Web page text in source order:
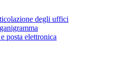
degli uffici
posta elettronica